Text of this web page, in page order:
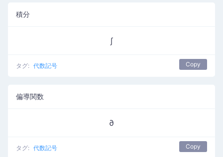
積分
∫
タグ: 代数記号 Copy
偏導関数
∂
タグ: 代数記号 Copy